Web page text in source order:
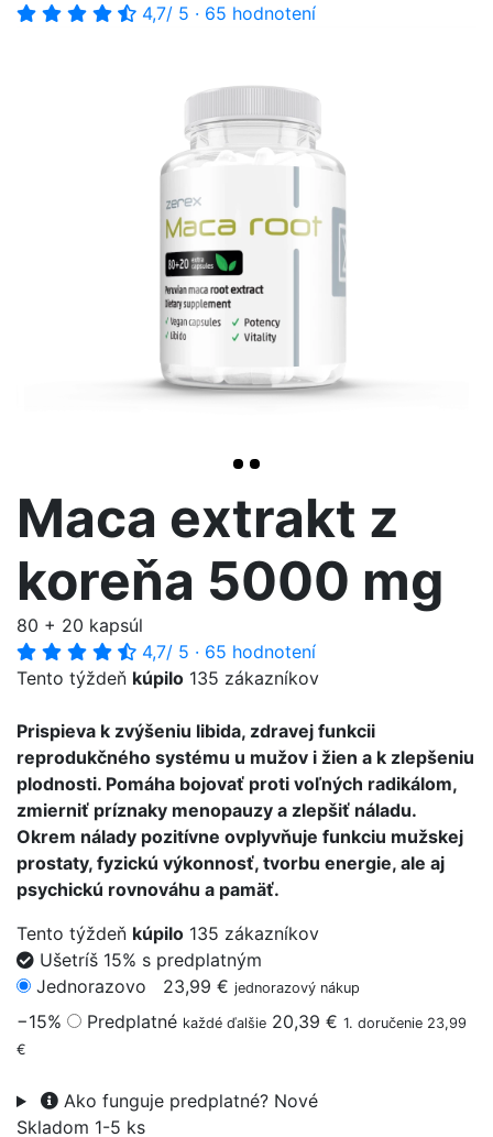
4,7/ 5 · 65 hodnotení
Maca extrakt z
koreňa 5000 mg
80 + 20 kapsúl
4,7/ 5 · 65 hodnotení
Tento týždeň kúpilo 135 zákazníkov
Prispieva k zvýšeniu libida, zdravej funkcii
reprodukčného systému u mužov i žien a k zlepšeniu
plodnosti. Pomáha bojovať proti voľných radikálom,
zmierniť príznaky menopauzy a zlepšiť náladu.
Okrem nálady pozitívne ovplyvňuje funkciu mužskej
prostaty, fyzickú výkonnosť, tvorbu energie, ale aj
psychickú rovnováhu a pamäť.
Tento týždeň kúpilo 135 zákazníkov
Ušetríš 15% s predplatným
Jednorazovo
23,99 € jednorazový nákup
−15% Predplatné každé ďalšie 20,39 € 1. doručenie 23,99
€
Ako funguje predplatné? Nové
Skladom 1-5 ks